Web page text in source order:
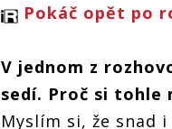
Pokáč opět po
V jednom z
sedí. Proč si tohle
Myslím si, že snad